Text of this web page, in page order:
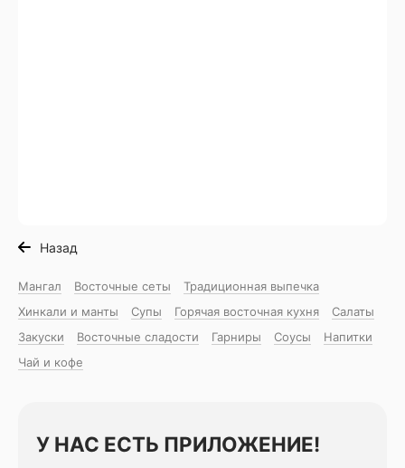
Назад
Мангал Восточные сеты
Традиционная выпечка
Хинкали и манты
Супы Горячая восточная куxня
Салаты
Закуски
Восточные сладости Гарниры Соусы
Напитки
Чай и кофе
У НАС ЕСТЬ ПРИЛОЖЕНИЕ!